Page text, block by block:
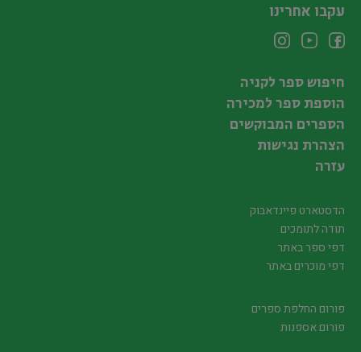
עקבו אחרינו
חיפוש ספר לקניה
הוספת ספר למכירה
הספרים המבוקשים
הצהרת נגישות
עזרה
הדסטארט פיינדאבוק
תודה לתומכים
דפי ספר באתר
דפי מוכרים באתר
פורום החלפת ספרים
פורום אספנות